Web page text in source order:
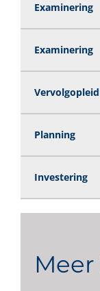
Examinering
Examinering
Planning
Investering